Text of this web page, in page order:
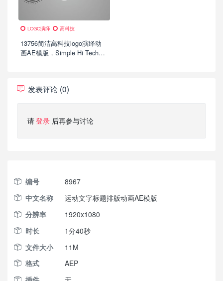
LOGO演绎 高科技
13756简洁高科技logo演绎动
画AE模版，Simple Hi Tech
发表评论 (0)
请登录 后再参与讨论
编号
8967
中文名称
运动文字标题排版动画AE模版
分辨率
1920x1080
时长
1分40秒
文件大小
11M
格式
AEP